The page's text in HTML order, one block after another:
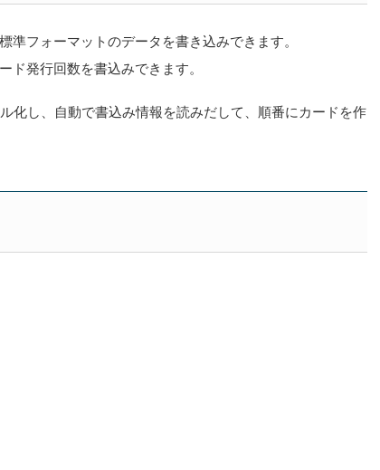
フォーマットのデータを書き込みできます。
ド発行回数を書込みできます。
化し、自動で書込み情報を読みだして、順番にカードを作